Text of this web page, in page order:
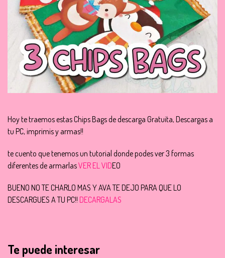
Hoy te traemos estas Chips Bags de descarga Gratuita, Descargas a
tu PC, imprimis y armas!!
te cuento que tenemos un tutorial donde podes ver 3 formas
diferentes de armarlasVER EL VIDEO
BUENO NO TE CHARLO MAS Y AVA TE DEJO PARA QUE LO
DESCARGUES A TU PC!! DECARGALAS
Te puede interesar